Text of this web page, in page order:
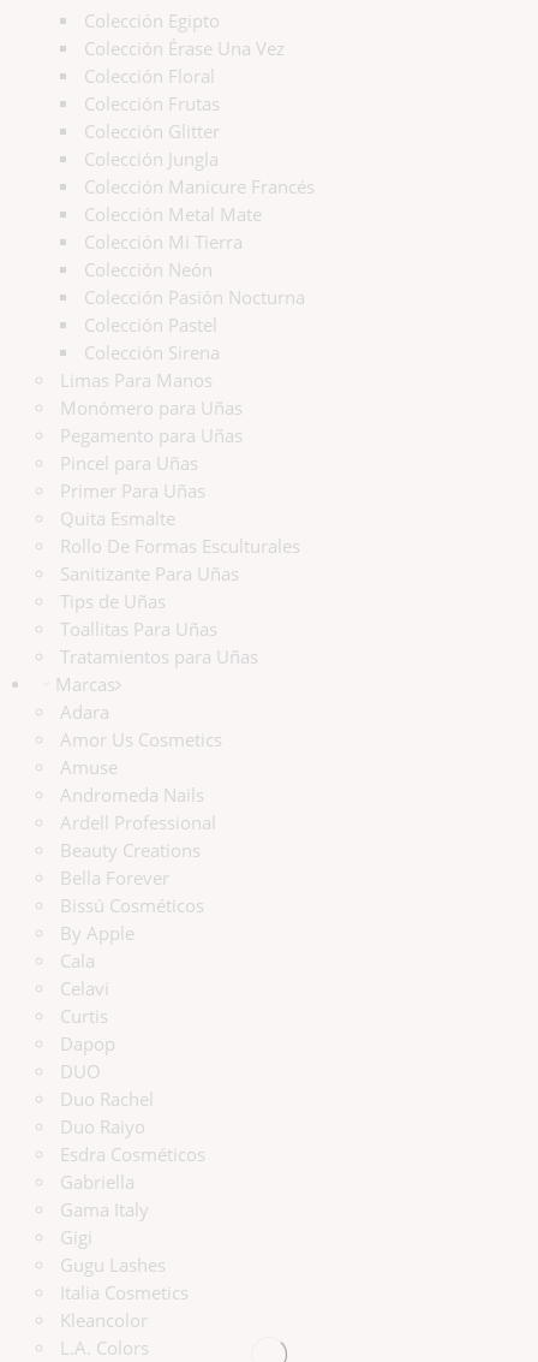
Colección Egipto
Colección Érase Una Vez
Colección Floral
Colección Frutas
Colección Glitter
Colección Jungla
Colección Manicure Francés
Colección Metal Mate
Colección Mi Tierra
Colección Neón
Colección Pasión Nocturna
Colección Pastel
Colección Sirena
Limas Para Manos
Monómero para Uñas
Pegamento para Uñas
Pincel para Uñas
Primer Para Uñas
Quita Esmalte
Rollo De Formas Esculturales
Sanitizante Para Uñas
Tips de Uñas
Toallitas Para Uñas
Tratamientos para Uñas
Marcas
Adara
Amor Us Cosmetics
Amuse
Andromeda Nails
Ardell Professional
Beauty Creations
Bella Forever
Bissú Cosméticos
By Apple
Cala
Celavi
Curtis
Dapop
DUO
Duo Rachel
Duo Raiyo
Esdra Cosméticos
Gabriella
Gama Italy
Gigi
Gugu Lashes
Italia Cosmetics
Kleancolor
L.A. Colors